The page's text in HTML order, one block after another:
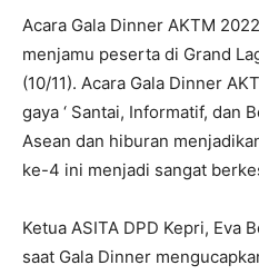
Acara Gala Dinner AKTM
menjamu peserta di Grand
(10/11). Acara Gala Dinner
gaya ‘ Santai, Informatif, dan
Asean dan hiburan
ke-4 ini menjadi sangat
Ketua ASITA DPD Kepri, Eva
saat Gala Dinner